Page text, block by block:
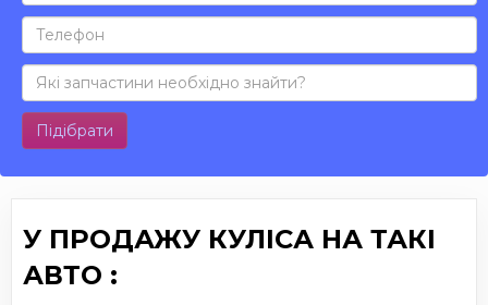
Підібрати
У ПРОДАЖУ КУЛІСА НА ТАКІ
АВТО :